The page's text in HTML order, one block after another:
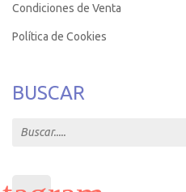
Condiciones de Venta
Política de Cookies
BUSCAR
Search for: